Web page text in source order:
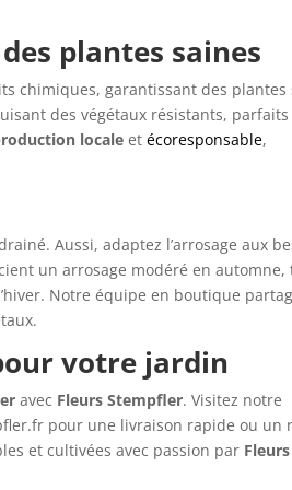
plantes saines
chimiques, garantissant des plantes
des végétaux résistants,
locale etécoresponsable,
Aussi, adaptez l’arrosage aux
un arrosage modéré en automne,
Notre équipe en boutique
votre jardin
avec Fleurs Stempfler. Visitez notre
pour une livraison rapide ou un
et cultivées avec passion par Fleurs